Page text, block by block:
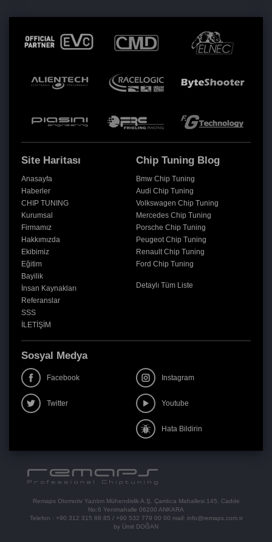
Site Haritası
Anasayfa
Haberler
CHIP TUNING
Kurumsal
Firmamız
Hakkımızda
Ekibimiz
Eğitim
Bayilik
İnsan Kaynakları
Referanslar
SSS
İLETİŞİM
Chip Tuning Blog
Bmw Chip Tuning
Audi Chip Tuning
Volkswagen Chip Tuning
Mercedes Chip Tuning
Porsche Chip Tuning
Peugeot Chip Tuning
Renault Chip Tuning
Ford Chip Tuning
Detaylı Tüm Liste
Sosyal Medya
Facebook Instagram
Twitter Youtube
Hata Bildirin
Remaps Otomotiv Yazılım Mühendislik A.Ş. Çamlıca Mahallesi 145. Cadde
No:6 Yenimahalle 06200 ANKARA
Telefon : +90 312 315 88 85 / +90 532 779 00 00 mail: info@remaps.com.tr
by Ümit DOĞAN